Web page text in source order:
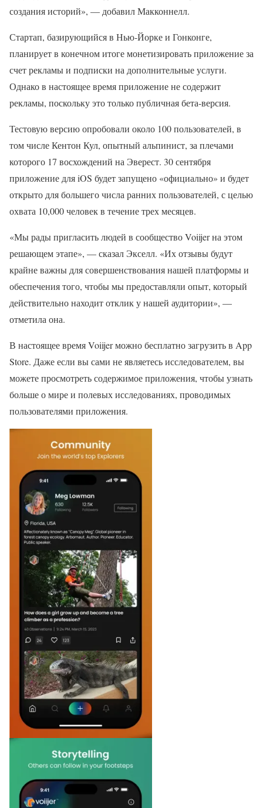
создания историй», — добавил Макконнелл.
Стартап, базирующийся в Нью-Йорке и Гонконге,
планирует в конечном итоге монетизировать приложение за
счет рекламы и подписки на дополнительные услуги.
Однако в настоящее время приложение не содержит
рекламы, поскольку это только публичная бета-версия.
Тестовую версию опробовали около 100 пользователей, в
том числе Кентон Кул, опытный альпинист, за плечами
которого 17 восхождений на Эверест. 30 сентября
приложение для iOS будет запущено «официально» и будет
открыто для большего числа ранних пользователей, с целью
охвата 10,000 человек в течение трех месяцев.
«Мы рады пригласить людей в сообщество Voiijer на этом
решающем этапе», — сказал Экселл. «Их отзывы будут
крайне важны для совершенствования нашей платформы и
обеспечения того, чтобы мы предоставляли опыт, который
действительно находит отклик у нашей аудитории», —
отметила она.
В настоящее время Voiijer можно бесплатно загрузить в App
Store. Даже если вы сами не являетесь исследователем, вы
можете просмотреть содержимое приложения, чтобы узнать
больше о мире и полевых исследованиях, проводимых
пользователями приложения.